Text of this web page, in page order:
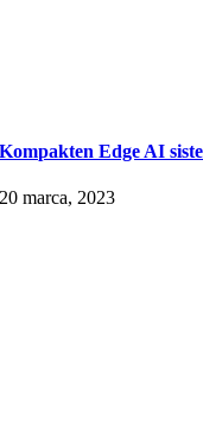
Kompakten Edge AI
20 marca, 2023